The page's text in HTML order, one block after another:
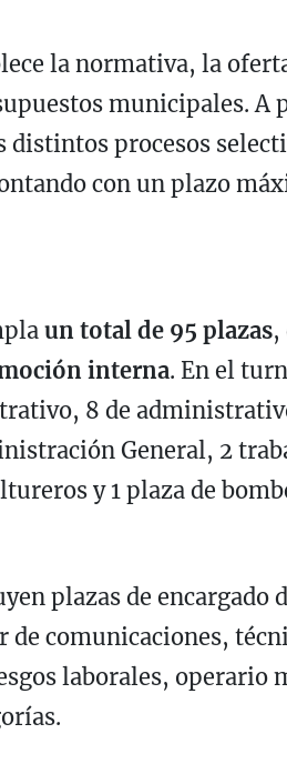
la normativa, la
municipales.
distintos procesos
con un plazo
un total de 95 plazas,
interna. En el
8 de
General, 2
y 1 plaza de
plazas de encargado
de comunicaciones,
laborales, operario